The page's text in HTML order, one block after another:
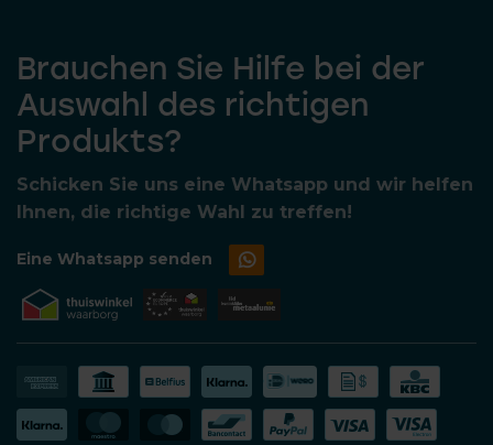
Brauchen Sie Hilfe bei der
Auswahl des richtigen
Produkts?
Schicken Sie uns eine Whatsapp und wir helfen
Ihnen, die richtige Wahl zu treffen!
Eine Whatsapp senden